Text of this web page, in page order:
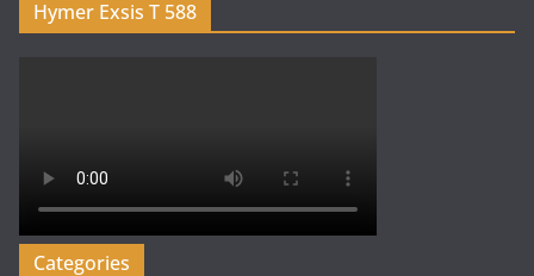
Hymer Exsis T 588
Categories